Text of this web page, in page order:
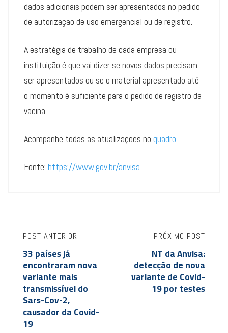
dados adicionais podem ser apresentados no pedido
de autorização de uso emergencial ou de registro.
A estratégia de trabalho de cada empresa ou
instituição é que vai dizer se novos dados precisam
ser apresentados ou se o material apresentado até
o momento é suficiente para o pedido de registro da
vacina.
Acompanhe todas as atualizações no quadro.
Fonte: https://www.gov.br/anvisa
POST ANTERIOR
33 países já
encontraram nova
variante mais
transmissível do
Sars-Cov-2,
causador da Covid-
19
PRÓXIMO POST
NT da Anvisa:
detecção de nova
variante de Covid-
19 por testes